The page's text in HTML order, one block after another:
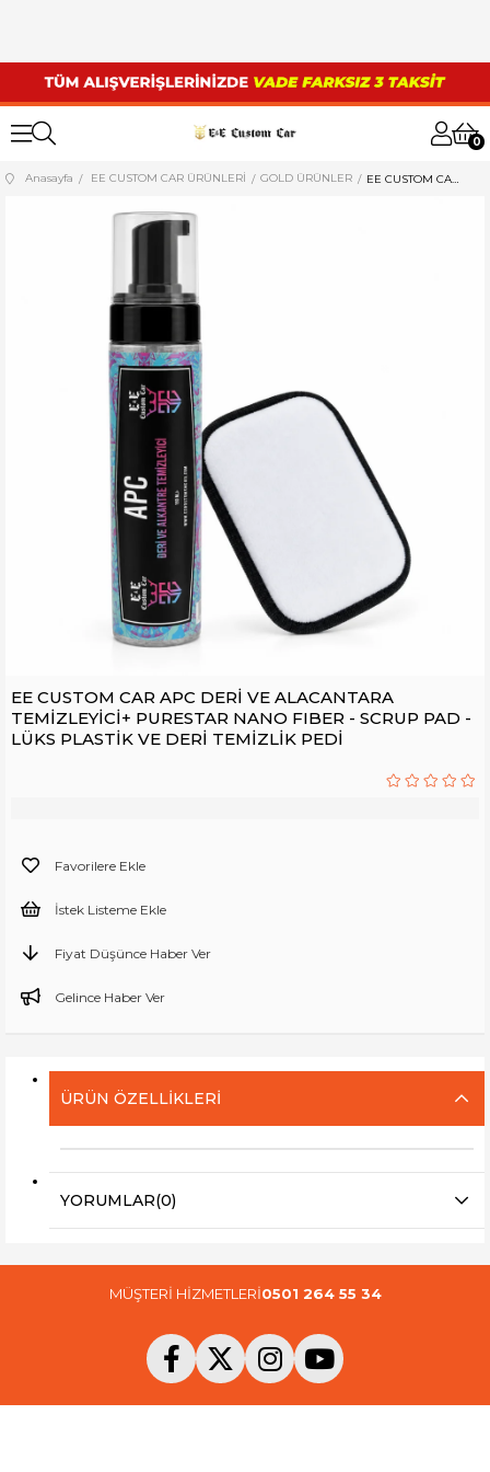
0
Anasayfa EE CUSTOM CAR ÜRÜNLERİ GOLD ÜRÜNLER
EE CUSTOM CAR APC DERİ VE ALACANTARA
TEMİZLEYİCİ+ PURESTAR NANO FIBER - SCRUP PAD -
LÜKS PLASTİK VE DERİ TEMİZLİK PEDİ
Favorilere Ekle
İstek Listeme Ekle
Fiyat Düşünce Haber Ver
Gelince Haber Ver
ÜRÜN ÖZELLIKLERI
YORUMLAR(0)
MÜŞTERİ HİZMETLERİ0501 264 55 34